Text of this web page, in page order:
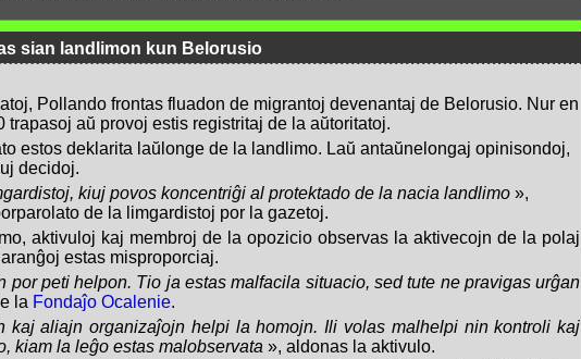
sian landlimon kun Belorusio
Pollando frontas fluadon de migrantoj devenantaj de Belorusio. Nur en
trapasoj aŭ provoj estis registritaj de la aŭtoritatoj.
estos deklarita laŭlonge de la landlimo. Laŭ antaŭnelongaj opinisondoj,
decidoj.
kiuj povos koncentriĝi al protektado de la nacia landlimo»,
de la limgardistoj por la gazetoj.
aktivuloj kaj membroj de la opozicio observas la aktivecojn de la polaj
estas misproporciaj.
por peti helpon. Tio ja estas malfacila situacio, sed tute ne pravigas urĝan
la Fondaĵo Ocalenie.
kaj aliajn organizaĵojn helpi la homojn. Ili volas malhelpi nin kontroli kaj
kiam la leĝo estas malobservata », aldonas la aktivulo.